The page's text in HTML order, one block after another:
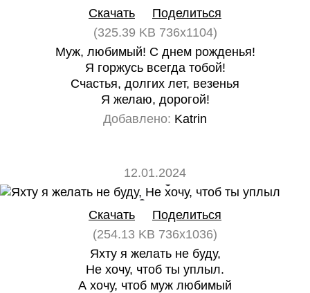
Скачать
Поделиться
(325.39 KB 736x1104)
Муж, любимый! С днем рожденья!
Я горжусь всегда тобой!
Счастья, долгих лет, везенья
Я желаю, дорогой!
Добавлено: Katrin
12.01.2024
0 0
Скачать
Поделиться
(254.13 KB 736x1036)
Яхту я желать не буду,
Не хочу, чтоб ты уплыл.
А хочу, чтоб муж любимый